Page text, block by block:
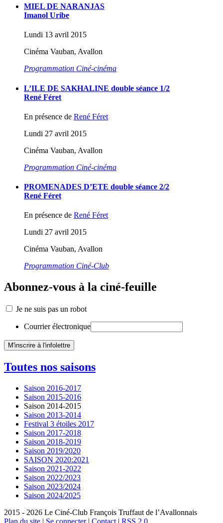
MIEL DE NARANJAS
Imanol Uribe
Lundi 13 avril 2015
Cinéma Vauban, Avallon
Programmation Ciné-cinéma
L’ILE DE SAKHALINE double séance 1/2
René Féret
En présence de René Féret
Lundi 27 avril 2015
Cinéma Vauban, Avallon
Programmation Ciné-cinéma
PROMENADES D’ETE double séance 2/2
René Féret
En présence de René Féret
Lundi 27 avril 2015
Cinéma Vauban, Avallon
Programmation Ciné-Club
Abonnez-vous à la ciné-feuille
Je ne suis pas un robot
Courrier électronique
Toutes nos saisons
Saison 2016-2017
Saison 2015-2016
Saison 2014-2015
Saison 2013-2014
Festival 3 étoiles 2017
Saison 2017-2018
Saison 2018-2019
Saison 2019/2020
SAISON 2020:2021
Saison 2021-2022
Saison 2022/2023
Saison 2023/2024
Saison 2024/2025
2015 - 2026 Le Ciné-Club François Truffaut de l’Avallonnais
Plan du site | Se connecter| Contact | RSS 2.0